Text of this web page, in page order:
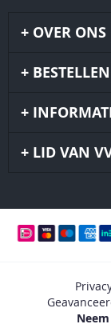
OVER ONS
BESTELLEN
LID VAN